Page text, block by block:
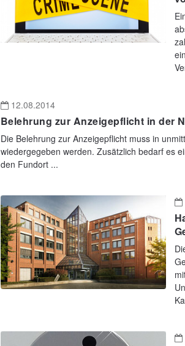
12.08.2014
Belehrung zur Anzeigepflicht in der
Die Belehrung zur Anzeigepflicht muss in
wiedergegeben werden. Zusätzlich bedarf es
den Fundort ...